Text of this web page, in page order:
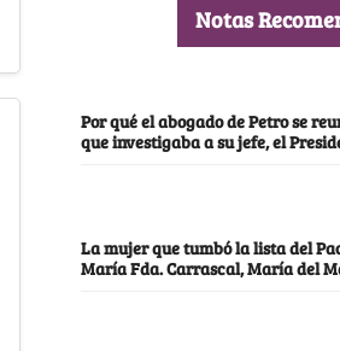
Notas
Por qué el abogado de Petro se
que investigaba a su jefe, el
La mujer que tumbó la lista del
María Fda. Carrascal, María del